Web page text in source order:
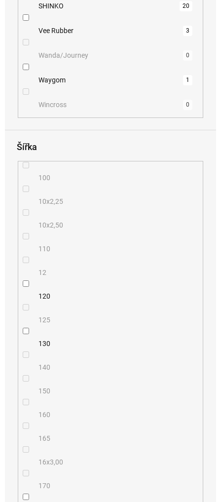
SHINKO 20
Vee Rubber 3
Wanda/Journey 0
Waygom 1
Wincross 0
Šířka
100
10x2,25
10x2,50
110
12
120
125
130
140
150
160
165
16x3,00
170